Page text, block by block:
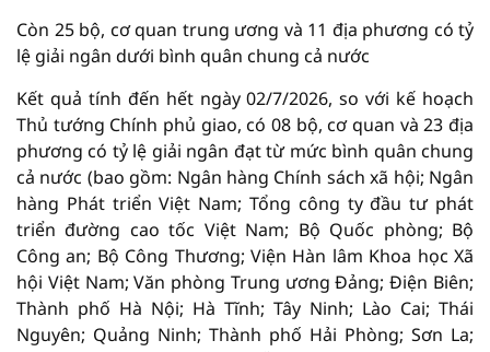
Còn 25 bộ, cơ quan trung ương và 11 địa phương có tỷ
lệ giải ngân dưới bình quân chung cả nước
Kết quả tính đến hết ngày 02/7/2026, so với kế hoạch
Thủ tướng Chính phủ giao, có 08 bộ, cơ quan và 23 địa
phương có tỷ lệ giải ngân đạt từ mức bình quân chung
cả nước (bao gồm: Ngân hàng Chính sách xã hội; Ngân
hàng Phát triển Việt Nam; Tổng công ty đầu tư phát
triển đường cao tốc Việt Nam; Bộ Quốc phòng; Bộ
Công an; Bộ Công Thương; Viện Hàn lâm Khoa học Xã
hội Việt Nam; Văn phòng Trung ương Đảng; Điện Biên;
Thành phố Hà Nội; Hà Tĩnh; Tây Ninh; Lào Cai; Thái
Nguyên; Quảng Ninh; Thành phố Hải Phòng; Sơn La;